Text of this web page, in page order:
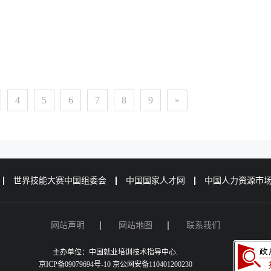
4 5 6 7 8 9 »
世界技能大赛中国组委会 中国国家人才网 中国人力资源市
网站声明 网站地图 联系我们
主办单位：中国就业培训技术指导中心.
京ICP备09079694号-10 京公网安备110401200230